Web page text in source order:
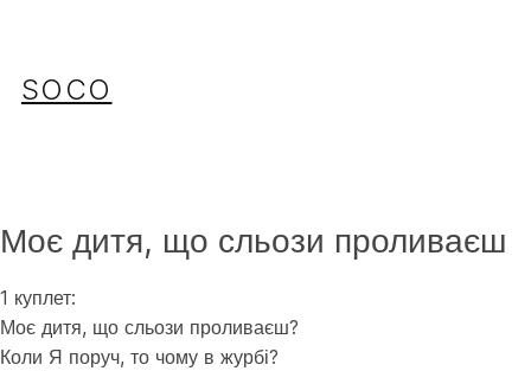
SOCO
Моє дитя, що сльози проливаєш
1 куплет:
Моє дитя, що сльози проливаєш?
Коли Я поруч, то чому в журбі?